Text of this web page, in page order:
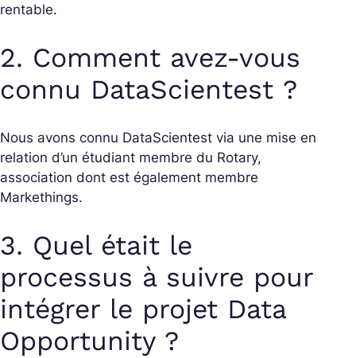
rentable.
2. Comment avez-vous
connu DataScientest ?
Nous avons connu DataScientest via une mise en
relation d’un étudiant membre du Rotary,
association dont est également membre
Markethings.
3. Quel était le
processus à suivre pour
intégrer le projet Data
Opportunity ?